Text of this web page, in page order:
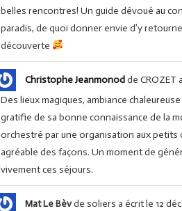
belles rencontres! Un guide dévoué au
paradis, de quoi donner envie d’y
découverte
Christophe Jeanmonod de CROZET
Des lieux magiques, ambiance
gratifie de sa bonne connaissance de la
orchestré par une organisation aux petits
agréable des façons. Un moment de
vivement ces séjours.
Mat Le Bèvde soliers a écrit le 12